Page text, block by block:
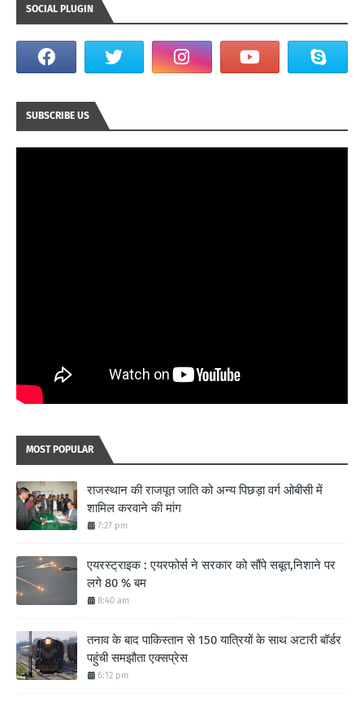
SOCIAL PLUGIN
SUBSCRIBE US
MOST POPULAR
राजस्थान की राजपूत जाति को अन्य पिछड़ा वर्ग ओबीसी में
शामिल करवाने की मांग
7:27 pm
एयरस्ट्राइक : एयरफोर्स ने सरकार को सौंपे सबूत,निशाने पर
लगे 80 % बम
8:40 am
तनाव के बाद पाकिस्तान से 150 यात्रियों के साथ अटारी बॉर्डर
पहुंची समझौता एक्सप्रेस
6:12 pm